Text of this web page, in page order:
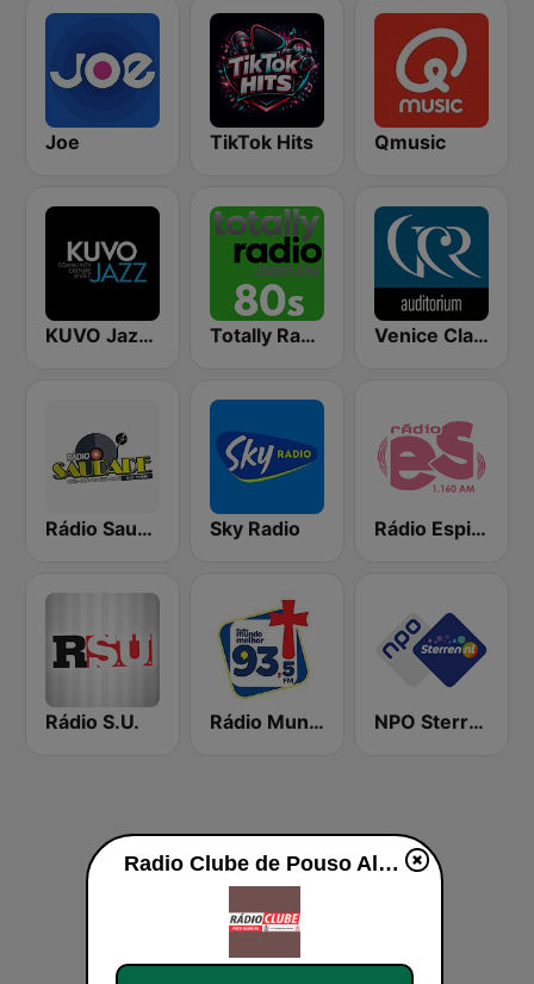
Joe TikTok Hits Qmusic
KUVO Jazz 89.3 FM Totally Radio 80s Venice Classic Radio | VCR Auditorium
Rádio Saudade Belém Sky Radio Rádio Espirito Santo 1160 AM
Rádio S.U. Rádio Mundo Melhor 97 FM NPO Sterren
Radio Clube de Pouso Alegre ao vivo